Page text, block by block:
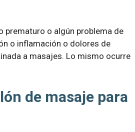
prematuro o algún problema de
o inflamación o dolores de
a masajes. Lo mismo ocurre
de masaje para